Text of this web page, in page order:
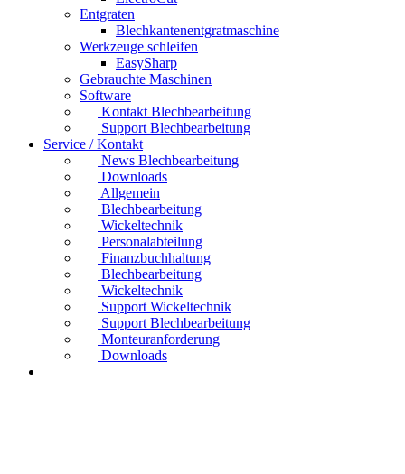
Entgraten
Blechkantenentgratmaschine
Werkzeuge schleifen
EasySharp
Gebrauchte Maschinen
Software
Kontakt Blechbearbeitung
Support Blechbearbeitung
Service / Kontakt
News Blechbearbeitung
Downloads
Allgemein
Blechbearbeitung
Wickeltechnik
Personalabteilung
Finanzbuchhaltung
Blechbearbeitung
Wickeltechnik
Support Wickeltechnik
Support Blechbearbeitung
Monteuranforderung
Downloads